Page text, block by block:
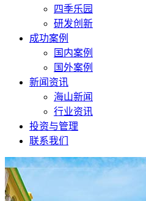
四季乐园
研发创新
成功案例
国内案例
国外案例
新闻资讯
海山新闻
行业资讯
投资与管理
联系我们